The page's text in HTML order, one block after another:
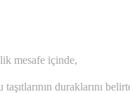
mesafe içinde,
duraklarını